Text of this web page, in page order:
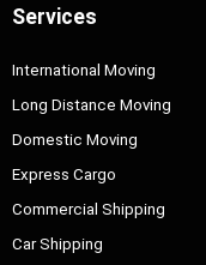
Services
International Moving
Long Distance Moving
Domestic Moving
Express Cargo
Commercial Shipping
Car Shipping